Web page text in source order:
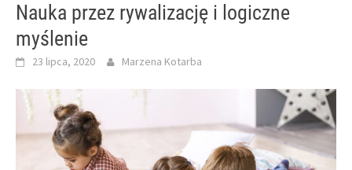
Nauka przez rywalizację i logiczne
myślenie
23 lipca, 2020 Marzena Kotarba